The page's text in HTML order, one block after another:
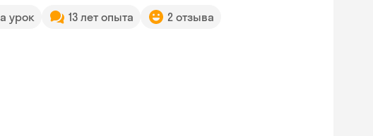
урок 13 лет опыта 2 отзыва